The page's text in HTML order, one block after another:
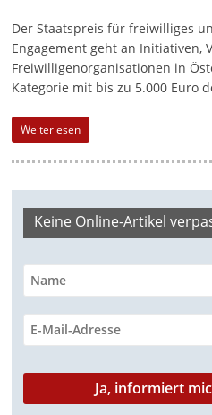
S
t
i
u
n
g
e
n
Der Staatspreis für freiwilliges
Engagement geht an Initiativen,
Freiwilligenorganisationen in
Kategorie mit bis zu 5.000 Euro
Weiterlesen
Keine Online-Artikel